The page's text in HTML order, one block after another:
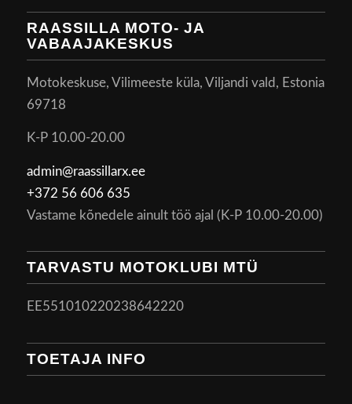
RAASSILLA MOTO- JA
VABAAJAKESKUS
Motokeskuse, Vilimeeste küla, Viljandi vald, Estonia
69718
K-P 10.00-20.00
admin@raassillarx.ee
+372 56 606 635
Vastame kõnedele ainult töö ajal (K-P 10.00-20.00)
TARVASTU MOTOKLUBI MTÜ
EE551010220238642220
TOETAJA INFO